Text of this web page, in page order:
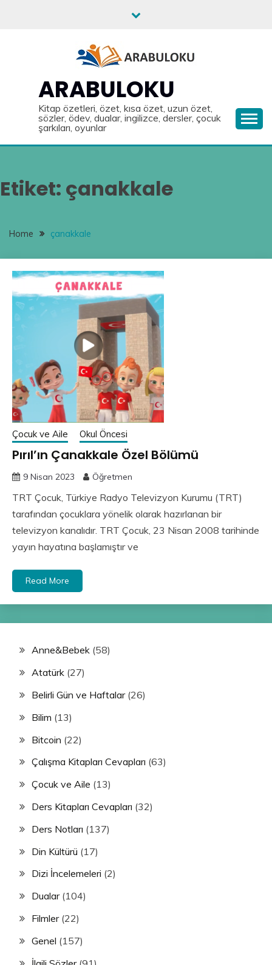
ARABULOKU
Kitap özetleri, özet, kısa özet, uzun özet,
sözler, ödev, dualar, ingilizce, dersler, çocuk
şarkıları, oyunlar
Etiket: çanakkale
Home çanakkale
Çocuk ve Aile Okul Öncesi
Pırıl’ın Çanakkale Özel Bölümü
9 Nisan 2023 Öğretmen
TRT Çocuk, Türkiye Radyo Televizyon Kurumu (TRT)
tarafından çocuklara yönelik olarak hazırlanan bir
televizyon kanalıdır. TRT Çocuk, 23 Nisan 2008 tarihinde
yayın hayatına başlamıştır ve
Read More
Anne&Bebek (58)
Atatürk (27)
Belirli Gün ve Haftalar(26)
Bilim (13)
Bitcoin (22)
Çalışma Kitapları Cevapları (63)
Çocuk ve Aile (13)
Ders Kitapları Cevapları (32)
Ders Notları (137)
Din Kültürü (17)
Dizi İncelemeleri (2)
Dualar(104)
Filmler(22)
Genel (157)